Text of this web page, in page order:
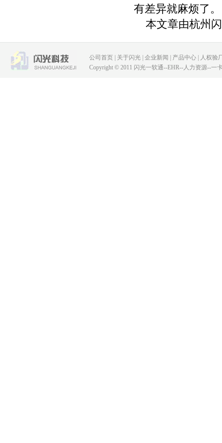
有差异就麻烦了。
本文章由杭州
公司首页 关于闪光 企业新闻 产品中心
人权验
Copyright © 2011 闪光一软通--EHR--人力资源--一